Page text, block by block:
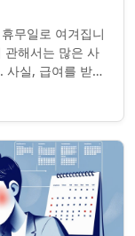
무일로 여겨집니
관해서는 많은 사
사실, 급여를 받거